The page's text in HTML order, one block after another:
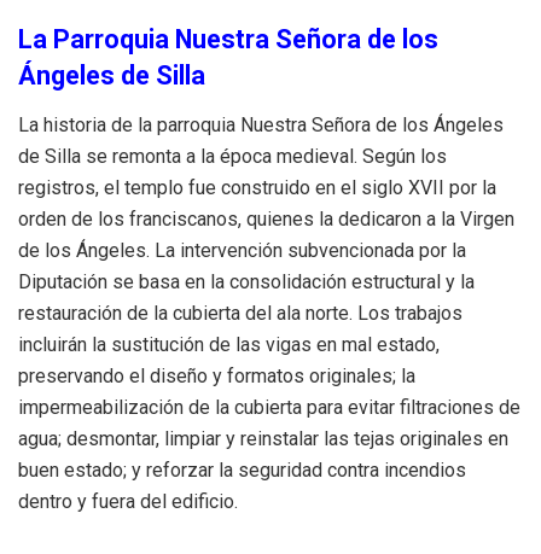
La Parroquia Nuestra Señora de los
Ángeles de Silla
La historia de la parroquia Nuestra Señora de los Ángeles
de Silla se remonta a la época medieval. Según los
registros, el templo fue construido en el siglo XVII por la
orden de los franciscanos, quienes la dedicaron a la Virgen
de los Ángeles. La intervención subvencionada por la
Diputación se basa en la consolidación estructural y la
restauración de la cubierta del ala norte. Los trabajos
incluirán la sustitución de las vigas en mal estado,
preservando el diseño y formatos originales; la
impermeabilización de la cubierta para evitar filtraciones de
agua; desmontar, limpiar y reinstalar las tejas originales en
buen estado; y reforzar la seguridad contra incendios
dentro y fuera del edificio.